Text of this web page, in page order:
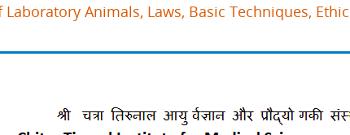
Animals, Laws, Basic Techniques,